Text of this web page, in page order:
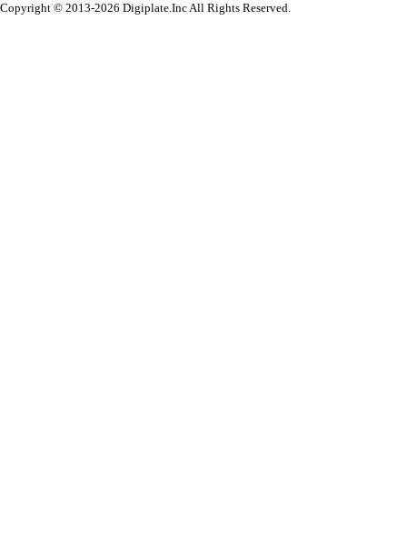
Copyright © 2013-2026 Digiplate.Inc All Rights Reserved.